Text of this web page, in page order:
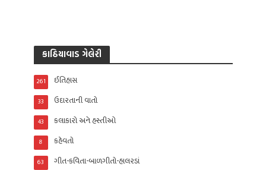
કાઠિયાવાડ ગેલેરી
ઈતિહાસ
261
ઉદારતાની વાતો
33
કલાકારો અને હસ્તીઓ
43
કહેવતો
8
ગીત-કવિતા-બાળગીતો-હાલરડાં
63